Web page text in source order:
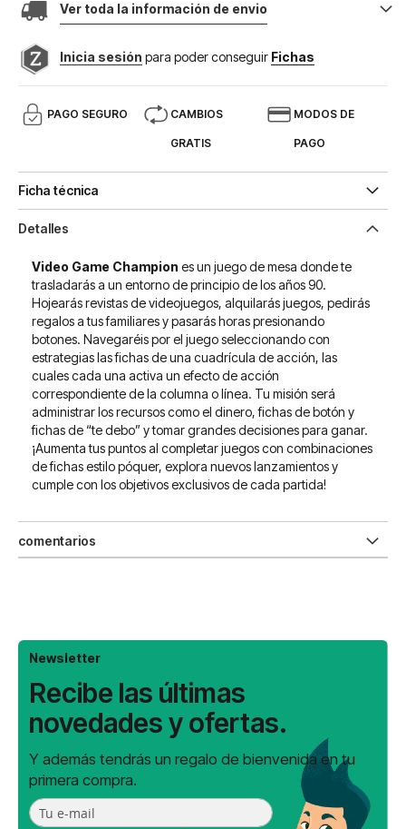
Ver toda la información de envio
Inicia sesión para poder conseguir Fichas
PAGO SEGURO CAMBIOS
GRATIS
MODOS DE
PAGO
Ficha técnica
Detalles
Video Game Champion es un juego de mesa donde te
trasladarás a un entorno de principio de los años 90.
Hojearás revistas de videojuegos, alquilarás juegos, pedirás
regalos a tus familiares y pasarás horas presionando
botones. Navegaréis por el juego seleccionando con
estrategias las fichas de una cuadrícula de acción, las
cuales cada una activa un efecto de acción
correspondiente de la columna o línea. Tu misión será
administrar los recursos como el dinero, fichas de botón y
fichas de “te debo” y tomar grandes decisiones para ganar.
¡Aumenta tus puntos al completar juegos con combinaciones
de fichas estilo póquer, explora nuevos lanzamientos y
cumple con los objetivos exclusivos de cada partida!
comentarios
Newsletter
Recibe las últimas
novedades y ofertas.
Y además tendrás un regalo de bienvenida en tu
primera compra.